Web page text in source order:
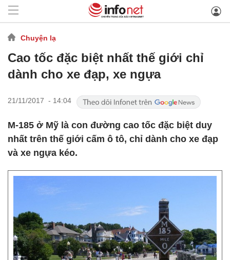
Chuyện lạ
Cao tốc đặc biệt nhất thế giới chỉ
dành cho xe đạp, xe ngựa
21/11/2017 - 14:04
M-185 ở Mỹ là con đường cao tốc đặc biệt duy
nhất trên thế giới cấm ô tô, chỉ dành cho xe đạp
và xe ngựa kéo.